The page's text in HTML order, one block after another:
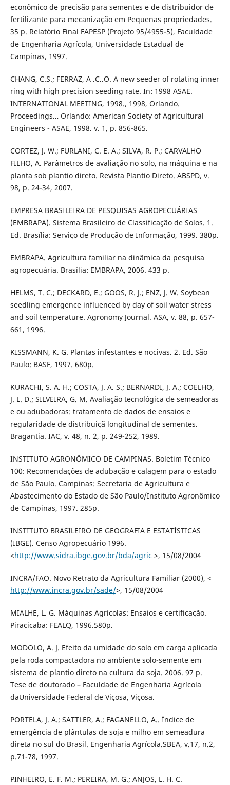
econômico de precisão para sementes e de distribuidor de
fertilizante para mecanização em Pequenas propriedades.
35 p. Relatório Final FAPESP (Projeto 95/4955-5), Faculdade
de Engenharia Agrícola, Universidade Estadual de
Campinas, 1997.
CHANG, C.S.; FERRAZ, A .C..O. A new seeder of rotating inner
ring with high precision seeding rate. In: 1998 ASAE.
INTERNATIONAL MEETING, 1998., 1998, Orlando.
Proceedings… Orlando: American Society of Agricultural
Engineers - ASAE, 1998. v. 1, p. 856-865.
CORTEZ, J. W.; FURLANI, C. E. A.; SILVA, R. P.; CARVALHO
FILHO, A. Parâmetros de avaliação no solo, na máquina e na
planta sob plantio direto. Revista Plantio Direto. ABSPD, v.
98, p. 24-34, 2007.
EMPRESA BRASILEIRA DE PESQUISAS AGROPECUÁRIAS
(EMBRAPA). Sistema Brasileiro de Classificação de Solos. 1.
Ed. Brasília: Serviço de Produção de Informação, 1999. 380p.
EMBRAPA. Agricultura familiar na dinâmica da pesquisa
agropecuária. Brasília: EMBRAPA, 2006. 433 p.
HELMS, T. C.; DECKARD, E.; GOOS, R. J.; ENZ, J. W. Soybean
seedling emergence influenced by day of soil water stress
and soil temperature. Agronomy Journal. ASA, v. 88, p. 657-
661, 1996.
KISSMANN, K. G. Plantas infestantes e nocivas. 2. Ed. São
Paulo: BASF, 1997. 680p.
KURACHI, S. A. H.; COSTA, J. A. S.; BERNARDI, J. A.; COELHO,
J. L. D.; SILVEIRA, G. M. Avaliação tecnológica de semeadoras
e ou adubadoras: tratamento de dados de ensaios e
regularidade de distribuiçã longitudinal de sementes.
Bragantia. IAC, v. 48, n. 2, p. 249-252, 1989.
INSTITUTO AGRONÔMICO DE CAMPINAS. Boletim Técnico
100: Recomendações de adubação e calagem para o estado
de São Paulo. Campinas: Secretaria de Agricultura e
Abastecimento do Estado de São Paulo/Instituto Agronômico
de Campinas, 1997. 285p.
INSTITUTO BRASILEIRO DE GEOGRAFIA E ESTATÍSTICAS
(IBGE). Censo Agropecuário 1996.
<http://www.sidra.ibge.gov.br/bda/agric >, 15/08/2004
INCRA/FAO. Novo Retrato da Agricultura Familiar (2000), <
http://www.incra.gov.br/sade/>, 15/08/2004
MIALHE, L. G. Máquinas Agrícolas: Ensaios e certificação.
Piracicaba: FEALQ, 1996.580p.
MODOLO, A. J. Efeito da umidade do solo em carga aplicada
pela roda compactadora no ambiente solo-semente em
sistema de plantio direto na cultura da soja. 2006. 97 p.
Tese de doutorado – Faculdade de Engenharia Agrícola
daUniversidade Federal de Viçosa, Viçosa.
PORTELA, J. A.; SATTLER, A.; FAGANELLO, A.. Índice de
emergência de plântulas de soja e milho em semeadura
direta no sul do Brasil. Engenharia Agrícola.SBEA, v.17, n.2,
p.71-78, 1997.
PINHEIRO, E. F. M.; PEREIRA, M. G.; ANJOS, L. H. C.